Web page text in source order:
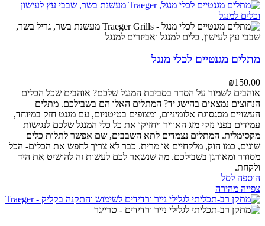
מתלים מגנטיים לכלי מנגל
₪150.00
אוהבים לשמור על הסדר בסביבת המנגל שלכם? אוהבים שכל הכלים
הנחוצים נמצאים בהישג יד? המתלים האלו הם בשבילכם. מתלים
העשויים מסגסוגת אלומיניום, ומצופים בטיטניום, עם מגנט חזק במיוחד,
עמידים בפני נזקי מזג האוויר ויחזיקו את כל כלי המנגל שלכם לנגישות
מקסימלית. המתלים נצמדים לתא השבבים, שם אפשר לתלות כלים
שונים, כמו הוק, מלקחיים או מרית. כבר לא צריך לחפש את הכלים- הכל
מסודר ומאורגן בשבילכם. מה שנשאר לכם לעשות זה להושיט את היד
ולקחת.
הוספה לסל
צפייה מהירה